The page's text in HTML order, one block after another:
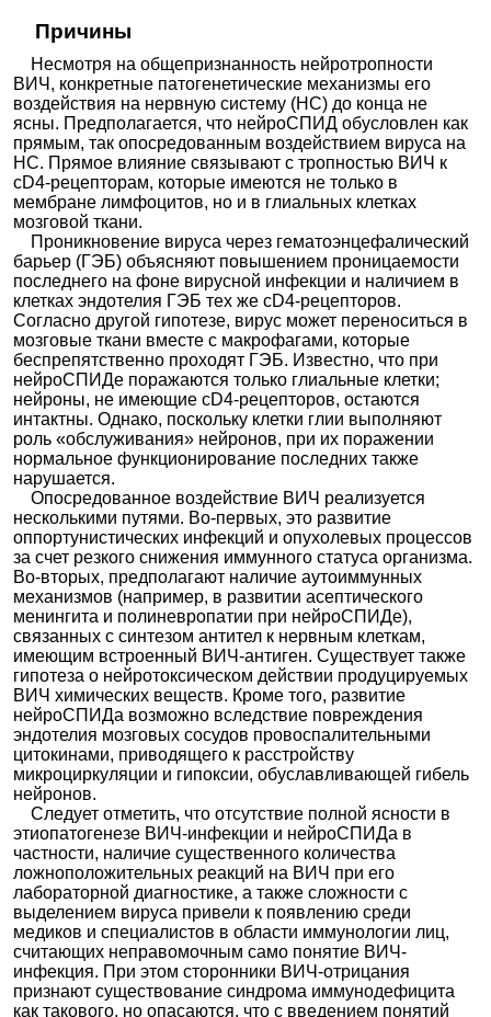
Причины
Несмотря на общепризнанность нейротропности
ВИЧ, конкретные патогенетические механизмы его
воздействия на нервную систему (НС) до конца не
ясны. Предполагается, что нейроСПИД обусловлен как
прямым, так опосредованным воздействием вируса на
НС. Прямое влияние связывают с тропностью ВИЧ к
сD4-рецепторам, которые имеются не только в
мембране лимфоцитов, но и в глиальных клетках
мозговой ткани.
Проникновение вируса через гематоэнцефалический
барьер (ГЭБ) объясняют повышением проницаемости
последнего на фоне вирусной инфекции и наличием в
клетках эндотелия ГЭБ тех же сD4-рецепторов.
Согласно другой гипотезе, вирус может переноситься в
мозговые ткани вместе с макрофагами, которые
беспрепятственно проходят ГЭБ. Известно, что при
нейроСПИДе поражаются только глиальные клетки;
нейроны, не имеющие сD4-рецепторов, остаются
интактны. Однако, поскольку клетки глии выполняют
роль «обслуживания» нейронов, при их поражении
нормальное функционирование последних также
нарушается.
Опосредованное воздействие ВИЧ реализуется
несколькими путями. Во-первых, это развитие
оппортунистических инфекций и опухолевых процессов
за счет резкого снижения иммунного статуса организма.
Во-вторых, предполагают наличие аутоиммунных
механизмов (например, в развитии асептического
менингита и полиневропатии при нейроСПИДе),
связанных с синтезом антител к нервным клеткам,
имеющим встроенный ВИЧ-антиген. Существует также
гипотеза о нейротоксическом действии продуцируемых
ВИЧ химических веществ. Кроме того, развитие
нейроСПИДа возможно вследствие повреждения
эндотелия мозговых сосудов провоспалительными
цитокинами, приводящего к расстройству
микроциркуляции и гипоксии, обуславливающей гибель
нейронов.
Следует отметить, что отсутствие полной ясности в
этиопатогенезе ВИЧ-инфекции и нейроСПИДа в
частности, наличие существенного количества
ложноположительных реакций на ВИЧ при его
лабораторной диагностике, а также сложности с
выделением вируса привели к появлению среди
медиков и специалистов в области иммунологии лиц,
считающих неправомочным само понятие ВИЧ-
инфекция. При этом сторонники ВИЧ-отрицания
признают существование синдрома иммунодефицита
как такового, но опасаются, что с введением понятий